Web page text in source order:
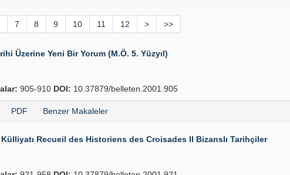
7 8 9 10 11 12 > >>
Üzerine Yeni Bir Yorum (M.Ö. 5. Yüzyıl)
905-910 DOI: 10.37879/belleten.2001.905
PDF Benzer Makaleler
Külliyatı Recueil des Historiens des Croisades II Bizanslı Tarihçiler